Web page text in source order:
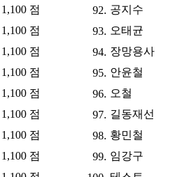
1,100 점
1,100 점
1,100 점
1,100 점
1,100 점
1,100 점
1,100 점
1,100 점
92. 공지수
93. 오태균
94. 장망용사
95. 안윤철
96. 오철
97. 길동재선
98. 황민철
99. 임강구